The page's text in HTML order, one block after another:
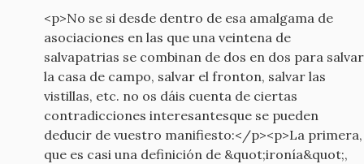
<p>No se si desde dentro de esa amalgama de
asociaciones en las que una veintena de
salvapatrias se combinan de dos en dos para salvar
la casa de campo, salvar el fronton, salvar las
vistillas, etc. no os dáis cuenta de ciertas
contradicciones interesantesque se pueden
deducir de vuestro manifiesto:</p><p>La primera,
que es casi una definición de &quot;ironía&quot;,